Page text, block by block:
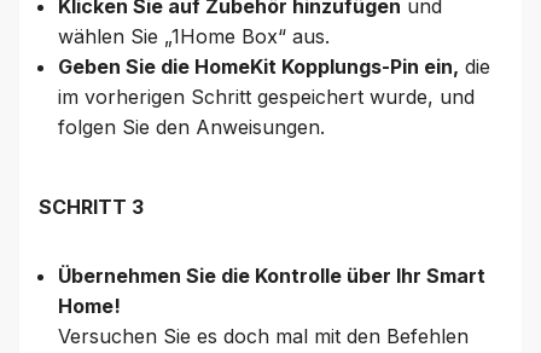
Klicken Sie auf Zubehör hinzufügen und
wählen Sie „1Home Box“ aus.
Geben Sie die HomeKit Kopplungs-Pin ein, die
im vorherigen Schritt gespeichert wurde, und
folgen Sie den Anweisungen.
SCHRITT 3
Übernehmen Sie die Kontrolle über Ihr Smart
Home!
Versuchen Sie es doch mal mit den Befehlen